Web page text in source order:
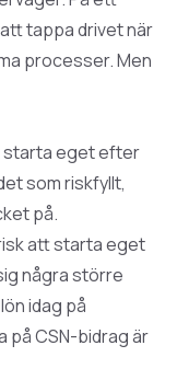
tappa drivet när
processer. Men
starta eget efter
som riskfyllt,
på.
att starta eget
några större
idag på
på CSN-bidrag är